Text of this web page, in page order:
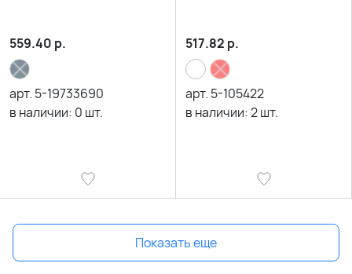
559.40 р.
арт. 5-19733690
в наличии: 0 шт.
517.82 р.
арт. 5-105422
в наличии:2шт.
Показать еще